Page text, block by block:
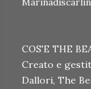
COS'E THE
Creato e
Dallori, The